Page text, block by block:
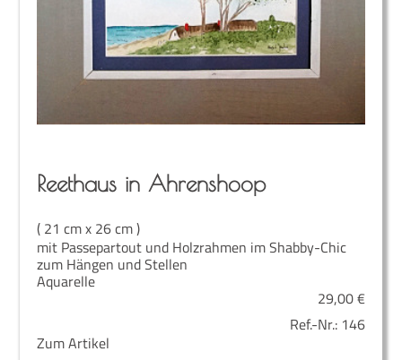
Reet­haus in Ahrenshoop
( 21 cm x 26 cm )
mit Passepartout und Holzrahmen im Shabby-Chic
zum Hängen und Stellen
Aquarelle
29,00€
Ref.-Nr.: 146
Zum Artikel